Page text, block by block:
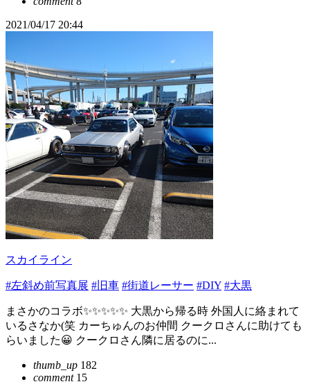
2021/04/17 20:44
スカイライン
#左斜め前写真展 #旧車 #街道レーサー #DIY #大黒
まさかのコラボ✨✨✨✨✨ 大黒から帰る時 外国人に絡まれて
いるさなか(笑 カーちゅんのお仲間 クークロさんに助けても
らいました😀 クークロさん隣に居るのに...
thumb_up 182
comment15